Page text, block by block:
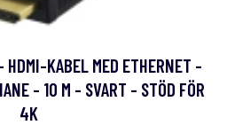
HDMI-KABEL MED ETHERNET -
- 10 M - SVART - STÖD FÖR
4K